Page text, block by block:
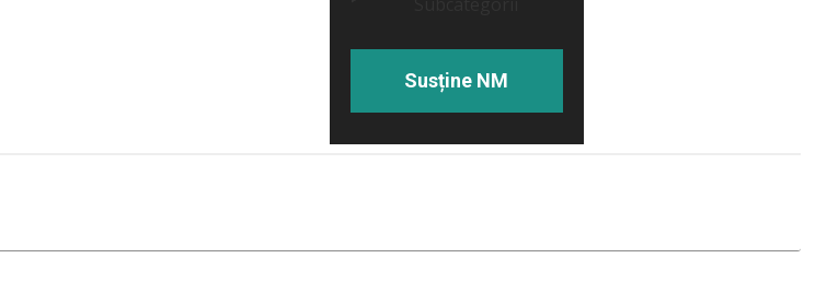
Susține NM